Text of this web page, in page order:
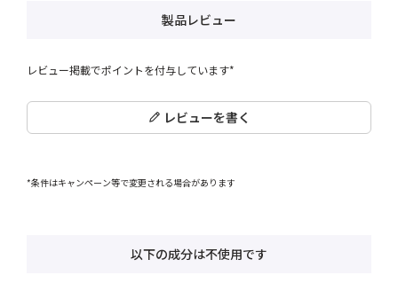
製品レビュー
レビュー掲載でポイントを付与しています*
レビューを書く
*条件はキャンペーン等で変更される場合があります
以下の成分は不使用です